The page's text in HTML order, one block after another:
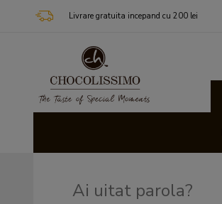
Livrare gratuita incepand cu 200 lei
Ai uitat parola?